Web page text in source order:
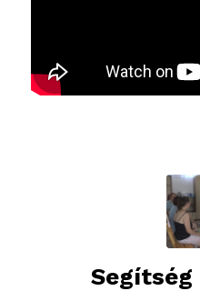
Segítség